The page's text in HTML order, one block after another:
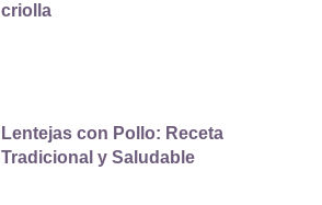
criolla
Lentejas con Pollo: Receta
Tradicional y Saludable